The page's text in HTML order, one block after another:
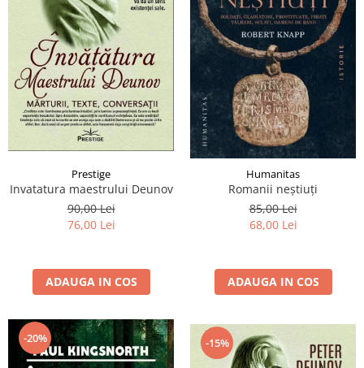
Prestige
Invatatura maestrului Deunov
90,00 Lei
76,00 Lei
ADAUGA IN COS
Humanitas
Romanii neştiuţi
85,00 Lei
68,00 Lei
ADAUGA IN COS
-20% -15%